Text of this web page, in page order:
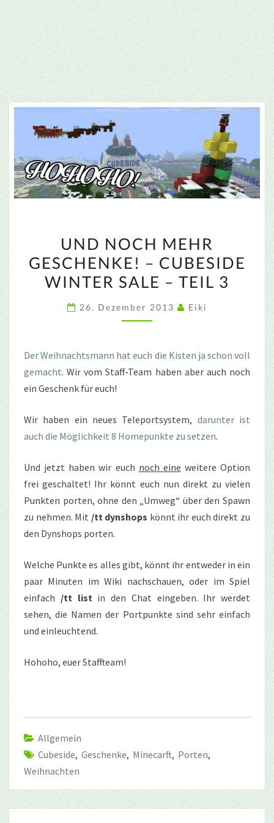
NOCH
MEHR
GESCHENKE!
CUBESIDE
–
TEIL
UND NOCH MEHR
GESCHENKE! – CUBESIDE
WINTER SALE – TEIL 3
26. Dezember 2013 Eiki
Der Weihnachtsmann hat euch die Kisten ja schon voll
gemacht. Wir vom Staff-Team haben aber auch noch
ein Geschenk für euch!
Wir haben ein neues Teleportsystem, darunter ist
auch die Möglichkeit 8 Homepunkte zu setzen.
Und jetzt haben wir euch noch eine weitere Option
frei geschaltet! Ihr könnt euch nun direkt zu vielen
Punkten porten, ohne den „Umweg“ über den Spawn
zu nehmen. Mit /tt dynshops könnt ihr euch direkt zu
den Dynshops porten.
Welche Punkte es alles gibt, könnt ihr entweder in ein
paar Minuten im Wiki nachschauen, oder im Spiel
einfach /tt list in den Chat eingeben. Ihr werdet
sehen, die Namen der Portpunkte sind sehr einfach
und einleuchtend.
Hohoho, euer Staffteam!
Allgemein
Cubeside, Geschenke, Minecarft, Porten,
Weihnachten